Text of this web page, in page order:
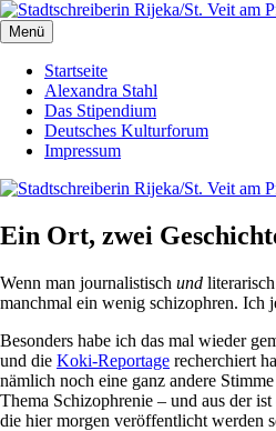
Zum
Inhalt
springen
Stadtschreiberin Rijeka/St. Veit am
Die Journalistin Alexandra Stahl
Kulturhauptstadt 2020
Menü
Startseite
Alexandra Stahl
Das Stipendium
Deutsches Kulturforum
Impressum
Ein Ort, zwei
Wenn man journalistisch und
manchmal ein wenig schizophren. Ich
Besonders habe ich das mal wieder
und die Koki-Reportage recherchiert
nämlich noch eine ganz andere
Thema Schizophrenie – und aus der
die hier morgen veröffentlicht werden